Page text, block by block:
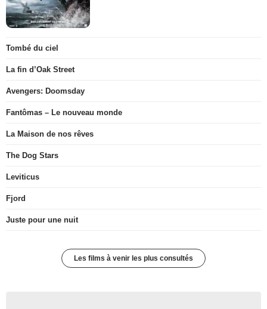
Tombé du ciel
La fin d’Oak Street
Avengers: Doomsday
Fantômas – Le nouveau monde
La Maison de nos rêves
The Dog Stars
Leviticus
Fjord
Juste pour une nuit
Les films à venir les plus consultés